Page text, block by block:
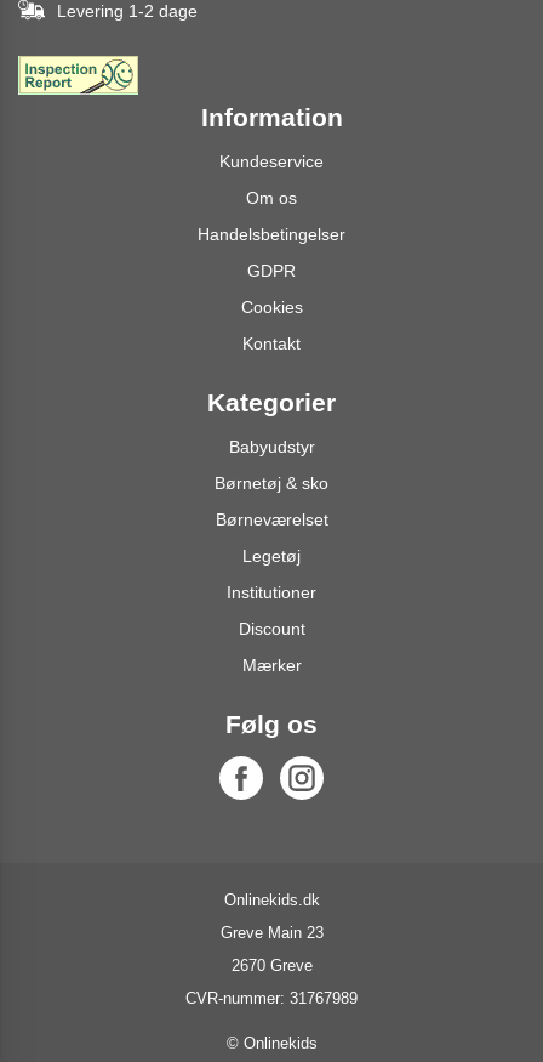
Levering 1-2 dage
Information
Kundeservice
Om os
Handelsbetingelser
GDPR
Cookies
Kontakt
Kategorier
Babyudstyr
Børnetøj & sko
Børneværelset
Legetøj
Institutioner
Discount
Mærker
Følg os
Onlinekids.dk
Greve Main 23
2670 Greve
CVR-nummer: 31767989
© Onlinekids